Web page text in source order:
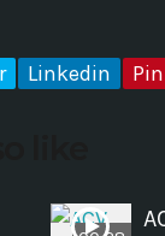
Linkedin